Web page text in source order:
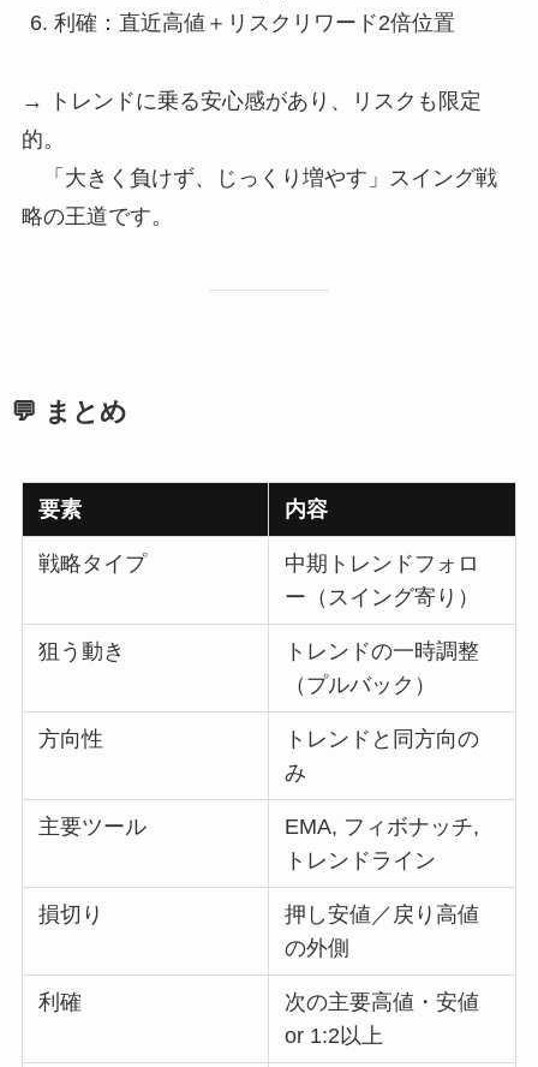
利確：直近高値＋リスクリワード2倍位置
→ トレンドに乗る安心感があり、リスクも限定
的。
「大きく負けず、じっくり増やす」スイング戦
略の王道です。
💬 まとめ
要素 内容
戦略タイプ
中期トレンドフォロ
ー（スイング寄り）
狙う動き
トレンドの一時調整
（プルバック）
方向性
トレンドと同方向の
み
主要ツール
EMA, フィボナッチ,
トレンドライン
損切り
押し安値／戻り高値
の外側
利確
次の主要高値・安値
or 1:2以上